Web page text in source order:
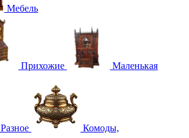
Мебель
Прихожие
Маленькая
Разное
Комоды,